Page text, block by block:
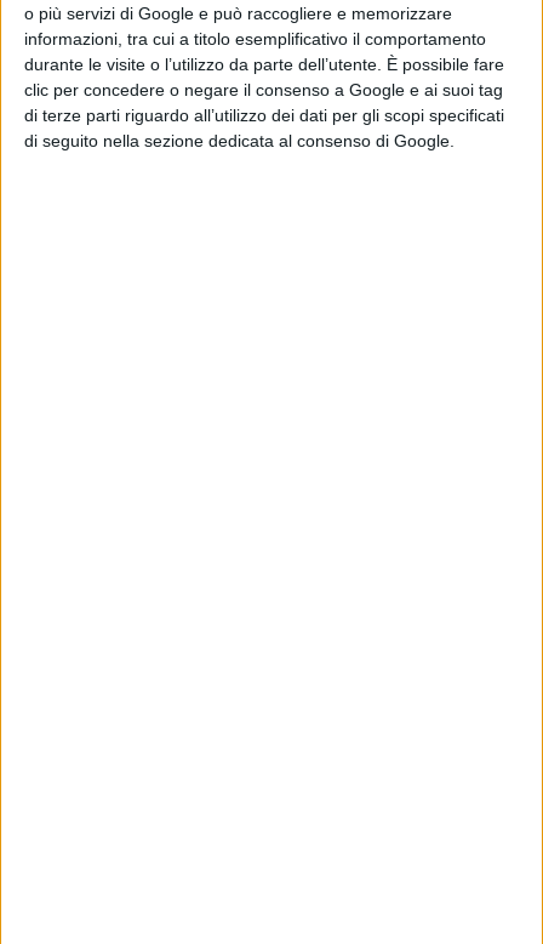
o più servizi di Google e può raccogliere e memorizzare
informazioni, tra cui a titolo esemplificativo il comportamento
durante le visite o l’utilizzo da parte dell’utente. È possibile fare
clic per concedere o negare il consenso a Google e ai suoi tag
di terze parti riguardo all’utilizzo dei dati per gli scopi specificati
di seguito nella sezione dedicata al consenso di Google.